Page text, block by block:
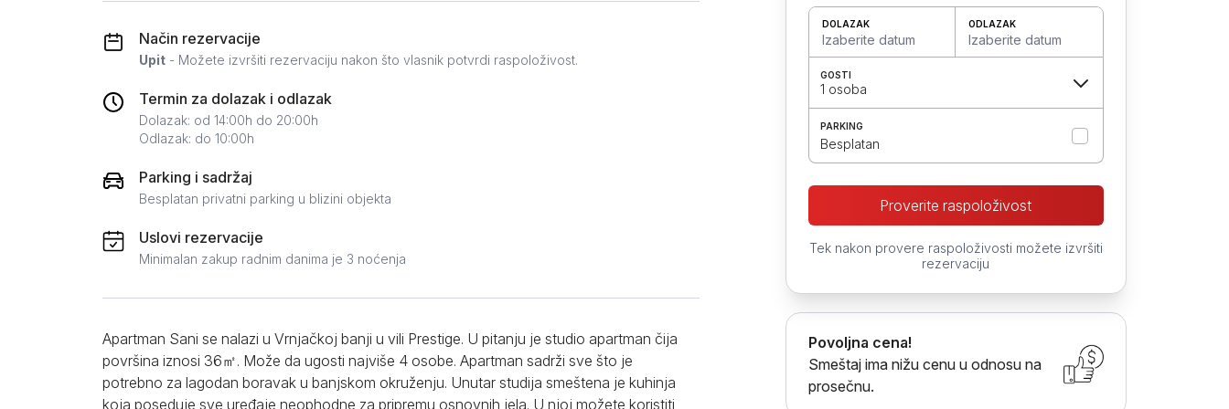
Način rezervacije
Upit - Možete izvršiti rezervaciju nakon što vlasnik potvrdi raspoloživost.
Termin za dolazak i odlazak
Dolazak: od 14:00h do 20:00h
Odlazak: do 10:00h
Parking i sadržaj
Besplatan privatni parking u blizini objekta
Uslovi rezervacije
Minimalan zakup radnim danima je 3 noćenja
Apartman Sani se nalazi u Vrnjačkoj banji u vili Prestige. U pitanju je studio apartman čija
površina iznosi 36㎡. Može da ugosti najviše 4 osobe. Apartman sadrži sve što je
potrebno za lagodan boravak u banjskom okruženju. Unutar studija smeštena je kuhinja
koja poseduje sve uređaje neophodne za pripremu osnovnih jela. U njoj možete koristiti
DOLAZAK
Izaberite datum
ODLAZAK
Izaberite datum
GOSTI
1 osoba
PARKING
Besplatan
Proverite raspoloživost
Tek nakon provere raspoloživosti možete izvršiti
rezervaciju
Povoljna cena!
Smeštaj ima nižu cenu u odnosu na
prosečnu.